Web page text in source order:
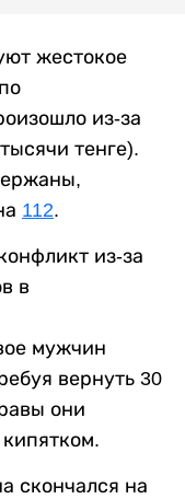
жестокое
из-за
тенге).
112.
из-за
в
мужчин
вернуть 30
они
скончался на